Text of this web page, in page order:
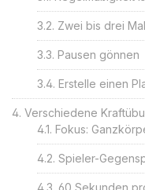
Zwei bis drei
Pausen gönnen
Erstelle einen
Verschiedene
Fokus:
Spieler-
60 Sekunden